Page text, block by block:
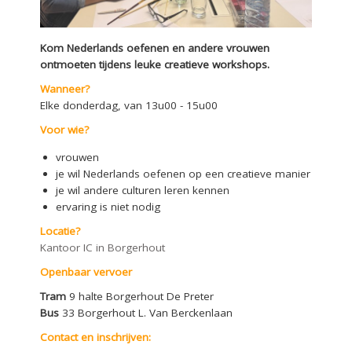
Kom Nederlands oefenen en andere vrouwen
ontmoeten tijdens leuke creatieve workshops.
Wanneer?
Elke donderdag, van 13u00 - 15u00
Voor wie?
vrouwen
je wil Nederlands oefenen op een creatieve manier
je wil andere culturen leren kennen
ervaring is niet nodig
Locatie?
Kantoor IC in Borgerhout
Openbaar vervoer
Tram9 halte Borgerhout De Preter
Bus33 Borgerhout L. Van Berckenlaan
Contact en inschrijven: